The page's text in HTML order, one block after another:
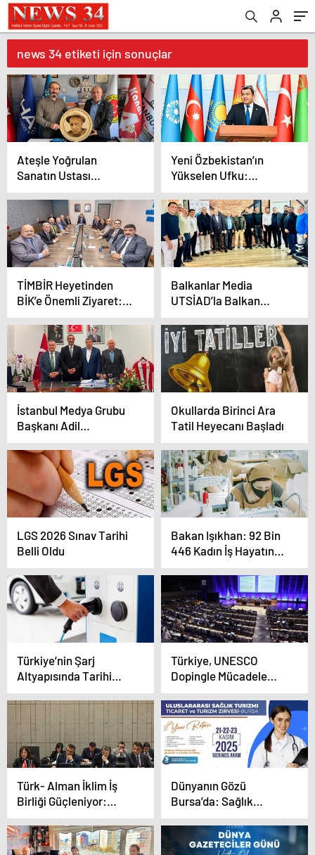
news 34 etiketi için sonuçlar
Ateşle Yoğrulan
Sanatın Ustası
Muammer
Kırmızıgül’den Anlamlı
Ziyaret
Yeni Özbekistan’ın
Yükselen Ufku:
Mirziyoyev Dönemi ve
“Üçüncü Rönesans”
Vizyonu
TİMBİR Heyetinden
BİK’e Önemli Ziyaret:
“Dijital Basınla Yan
Yana Yürüyeceğiz”
Balkanlar Media
UTSİAD’la Balkan
Rotasında
İstanbul Medya Grubu
Başkanı Adil
Koçalan’dan Şişli
Belediyesi Başkan
Yardımcısı Şaban
Demirel’e Anlamlı
Ziyaret
Okullarda Birinci Ara
Tatil Heyecanı Başladı
LGS 2026 Sınav Tarihi
Belli Oldu
Bakan Işıkhan: 92 Bin
446 Kadın İş Hayatına
Katıldı
Türkiye’nin Şarj
Altyapısında Tarihi
Büyüme: Bir Yılda Üç
Kat Artış
Türkiye, UNESCO
Dopingle Mücadele
Yönetim Kuruluna
Yeniden Seçildi
Türk- Alman İklim İş
Birliği Güçleniyor:
Öztürk’ten
“Geleceğimiz İçin
Birlikte Hareket
Dünyanın Gözü
Bursa’da: Sağlık
Turizminde Küresel
Zirveye Doğru